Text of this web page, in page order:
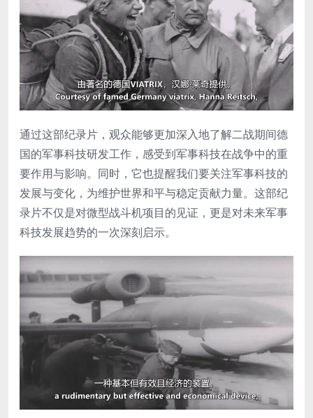
通过这部纪录片，观众能够更加深入地了解二战期间德
国的军事科技研发工作，感受到军事科技在战争中的重
要作用与影响。同时，它也提醒我们要关注军事科技的
发展与变化，为维护世界和平与稳定贡献力量。这部纪
录片不仅是对微型战斗机项目的见证，更是对未来军事
科技发展趋势的一次深刻启示。